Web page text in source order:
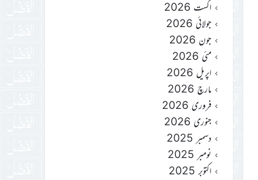
اگست 2026
جولائی 2026
جون 2026
مئی 2026
اپریل 2026
مارچ 2026
فروری 2026
جنوری 2026
دسمبر 2025
نومبر 2025
اکتوبر 2025